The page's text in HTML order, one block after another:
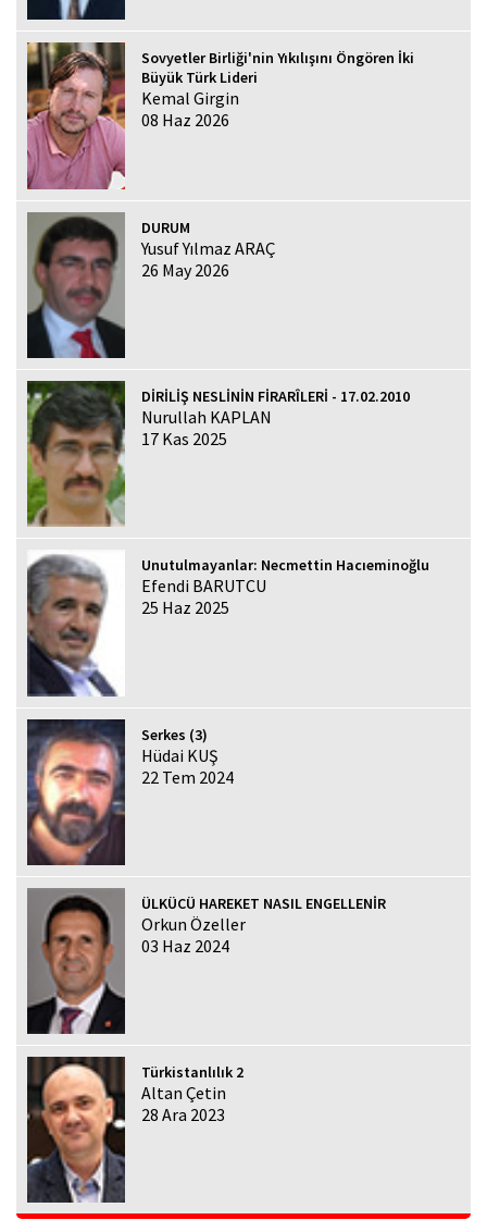
Sovyetler Birliği'nin Yıkılışını Öngören İki
Büyük Türk Lideri
Kemal Girgin
08 Haz 2026
DURUM
Yusuf Yılmaz ARAÇ
26 May 2026
DİRİLİŞ NESLİNİN FİRARÎLERİ - 17.02.2010
Nurullah KAPLAN
17 Kas 2025
Unutulmayanlar: Necmettin Hacıeminoğlu
Efendi BARUTCU
25 Haz 2025
Serkes (3)
Hüdai KUŞ
22 Tem 2024
ÜLKÜCÜ HAREKET NASIL ENGELLENİR
Orkun Özeller
03 Haz 2024
Türkistanlılık 2
Altan Çetin
28 Ara 2023